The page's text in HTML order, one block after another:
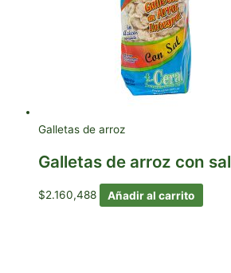
Galletas de arroz
Galletas de arroz con sal
$2.160,488 Añadir al carrito